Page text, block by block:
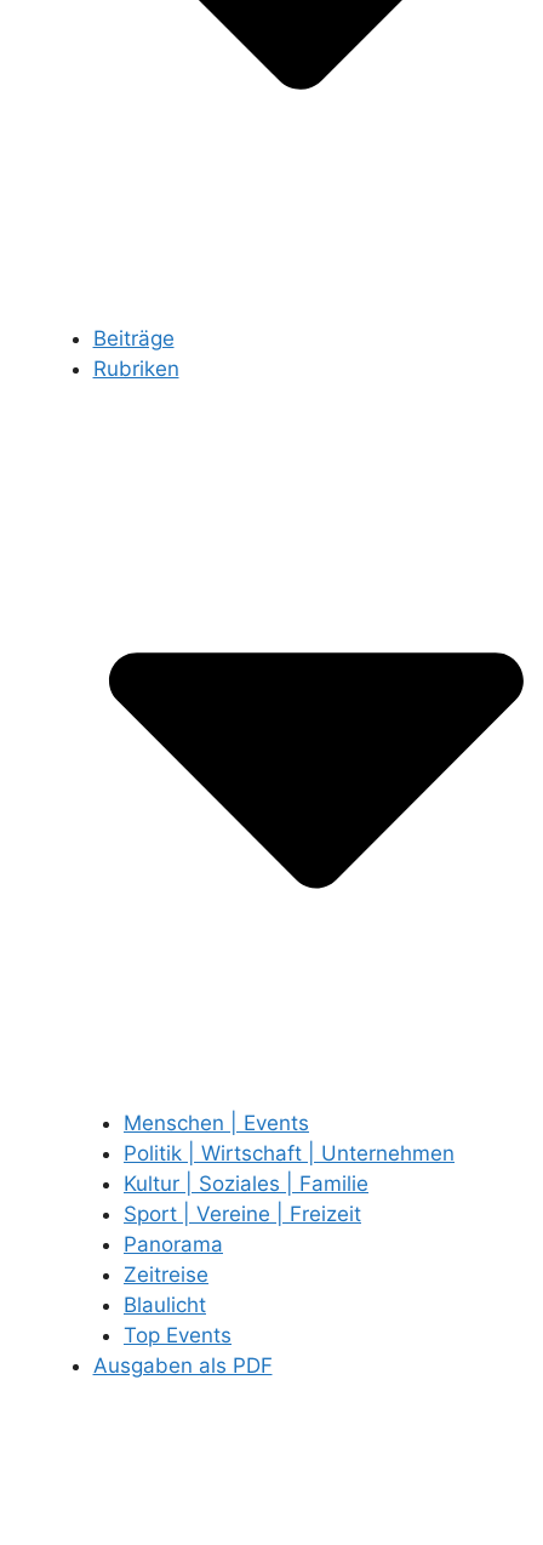
Beiträge
Rubriken
Menschen | Events
Politik | Wirtschaft | Unternehmen
Kultur | Soziales | Familie
Sport | Vereine | Freizeit
Panorama
Zeitreise
Blaulicht
Top Events
Ausgaben als PDF